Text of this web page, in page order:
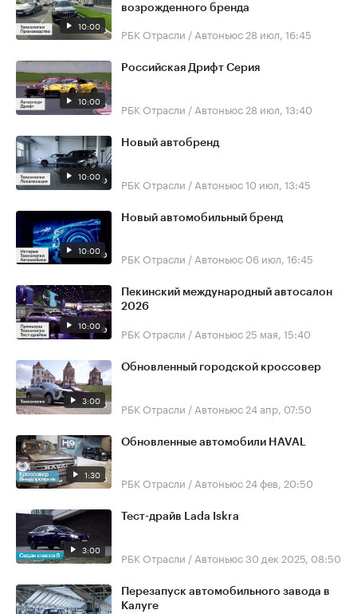
10:00
возрожденного бренда
РБК Отрасли / Автоньюс 28 июл, 16:45
10:00
Российская Дрифт Серия
РБК Отрасли / Автоньюс 28 июл, 13:40
10:00
Новый автобренд
РБК Отрасли / Автоньюс10 июл, 13:45
10:00
Новый автомобильный бренд
РБК Отрасли / Автоньюс 06 июл, 16:45
10:00
Пекинский международный автосалон
2026
РБК Отрасли / Автоньюс 25 мая, 15:40
3:00
Обновленный городской кроссовер
РБК Отрасли / Автоньюс 24 апр, 07:50
1:30
Обновленные автомобили HAVAL
РБК Отрасли / Автоньюс 24 фев, 20:50
3:00
Тест-драйв Lada Iskra
РБК Отрасли / Автоньюс30 дек 2025, 08:50
Перезапуск автомобильного завода в
Калуге